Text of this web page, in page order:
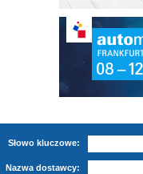
Słowo kluczowe:
Nazwa dostawcy: